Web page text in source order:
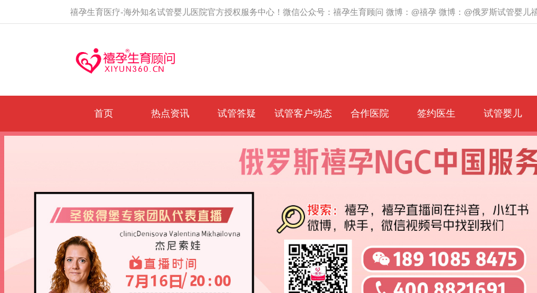
禧孕生育医疗-海外知名试管婴儿医院官方授权服务中心！微信公众号：禧孕生育顾问 微博：@禧孕 微博：@俄罗斯试管婴儿
首页 热点资讯 试管答疑 试管客户动态 合作医院 签约医生 试管婴儿